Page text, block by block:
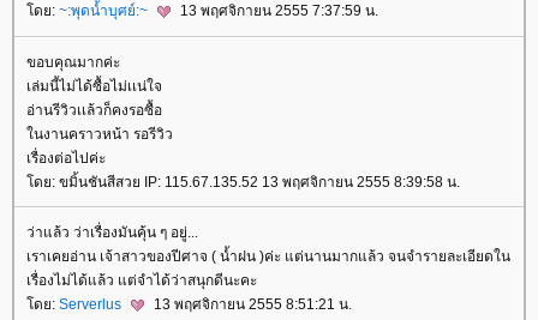
ดย: ~:พุดน้ำบุศย์:~ 13 พฤศจิกายน 2555 7:37:59 น.
ขอบคุณมากค่ะ
เล่มนี้ไม่ได้ซื้อไม่เเน่ใจ
อ่านรีวิวเเล้วก็คงรอซื้อ
นงานคราวหน้า รอรีวิว
เรื่องต่อไปค่ะ
ดย: ขมิ้นชันสีสวย IP: 115.67.135.52 13 พฤศจิกายน 2555 8:39:58 น.
ว่าแล้ว ว่าเรื่องมันคุ้น ๆ อยู่...
เราเคยอ่าน เจ้าสาวของปีศาจ ( น้ำฝน )ค่ะ แต่นานมากแล้ว จนจำรายละเอียดใน
เรื่องไม่ได้แล้ว แต่จำได้ว่าสนุกดีนะคะ
ดย: Serverlus 13 พฤศจิกายน 2555 8:51:21 น.